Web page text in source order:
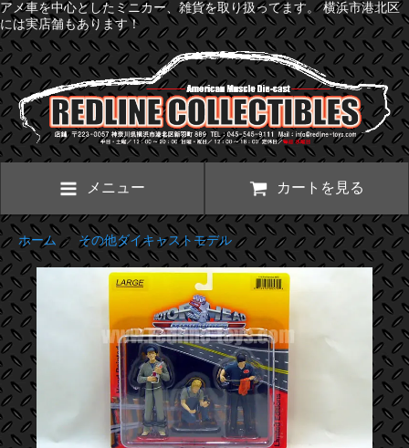
アメ車を中心としたミニカー、雑貨を取り扱ってます。 横浜市港北区
には実店舗もあります！
メニュー カートを見る
ホーム>その他ダイキャストモデル